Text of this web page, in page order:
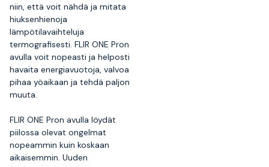
niin, että voit nähdä ja mitata
hiuksenhienoja
lämpötilavaihteluja
termografisesti. FLIR ONE Pron
avulla voit nopeasti ja helposti
havaita energiavuotoja, valvoa
pihaa yöaikaan ja tehdä paljon
muuta.
FLIR ONE Pron avulla löydät
piilossa olevat ongelmat
nopeammin kuin koskaan
aikaisemmin. Uuden